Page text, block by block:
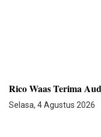
Rico Waas Terima
Selasa, 4 Agustus 2026